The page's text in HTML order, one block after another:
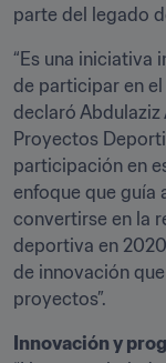
parte del legado
“Es una iniciativa
de participar en
declaró
Proyectos
participación en
enfoque que guía
convertirse en la
deportiva en
de innovación
proyectos”.
Innovación y